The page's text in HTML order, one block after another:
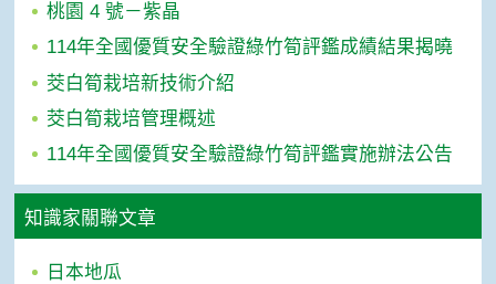
桃園 4 號－紫晶
114年全國優質安全驗證綠竹筍評鑑成績結果揭曉
茭白筍栽培新技術介紹
茭白筍栽培管理概述
114年全國優質安全驗證綠竹筍評鑑實施辦法公告
知識家關聯文章
日本地瓜